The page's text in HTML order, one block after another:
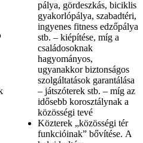
pálya, gördeszkás, biciklis
gyakorlópálya, szabadtéri,
ingyenes fitness edzőpálya
stb. – kiépítése, míg a
családosoknak
hagyományos,
ugyanakkor biztonságos
szolgáltatások garantálása
– játszóterek stb. – míg az
idősebb korosztálynak a
közösségi tevé
Közterek „közösségi tér
funkcióinak” bővítése. A